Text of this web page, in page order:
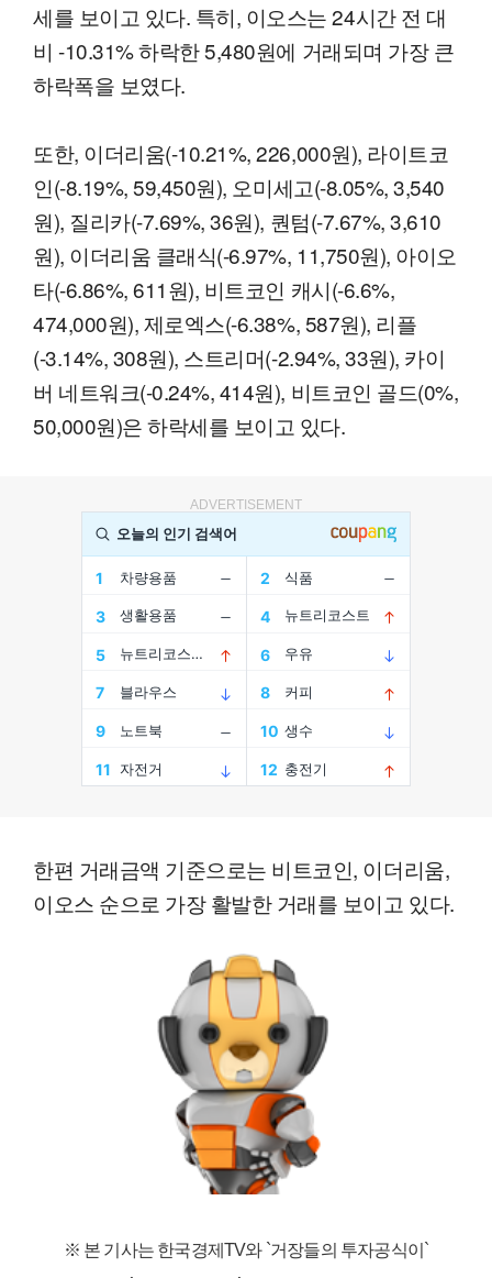
세를 보이고 있다. 특히, 이오스는 24시간 전 대
비 -10.31% 하락한 5,480원에 거래되며 가장 큰
하락폭을 보였다.
또한, 이더리움(-10.21%, 226,000원), 라이트코
인(-8.19%, 59,450원), 오미세고(-8.05%, 3,540
원), 질리카(-7.69%, 36원), 퀀텀(-7.67%, 3,610
원), 이더리움 클래식(-6.97%, 11,750원), 아이오
타(-6.86%, 611원), 비트코인 캐시(-6.6%,
474,000원), 제로엑스(-6.38%, 587원), 리플
(-3.14%, 308원), 스트리머(-2.94%, 33원), 카이
버 네트워크(-0.24%, 414원), 비트코인 골드(0%,
50,000원)은 하락세를 보이고 있다.
ADVERTISEMENT
한편 거래금액 기준으로는 비트코인, 이더리움,
이오스 순으로 가장 활발한 거래를 보이고 있다.
※ 본 기사는 한국경제TV와 `거장들의 투자공식이`